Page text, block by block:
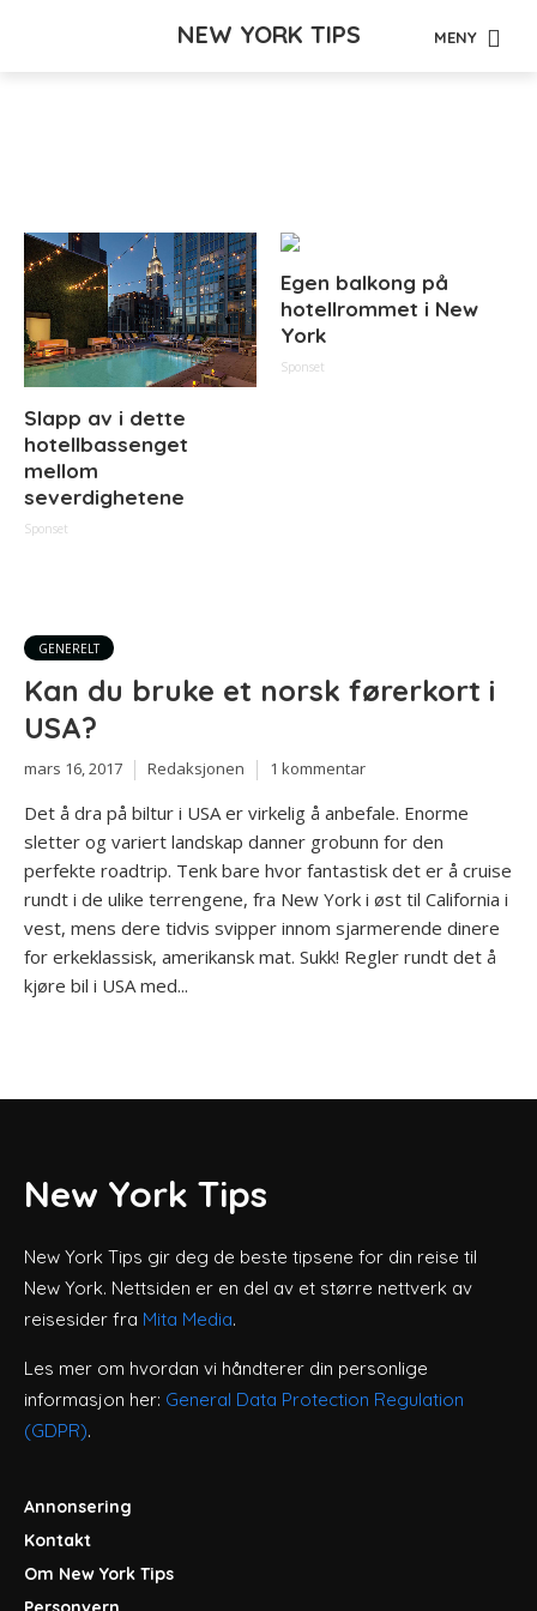
NEW YORK TIPS MENY
Slapp av i dette
hotellbassenget
mellom
severdighetene
Sponset
Egen balkong på
hotellrommet i New
York
Sponset
GENERELT
Kan du bruke et norsk førerkort i
USA?
mars 16, 2017 Redaksjonen 1 kommentar
Det å dra på biltur i USA er virkelig å anbefale. Enorme
sletter og variert landskap danner grobunn for den
perfekte roadtrip. Tenk bare hvor fantastisk det er å cruise
rundt i de ulike terrengene, fra New York i øst til California i
vest, mens dere tidvis svipper innom sjarmerende dinere
for erkeklassisk, amerikansk mat. Sukk! Regler rundt det å
kjøre bil i USA med...
New York Tips
New York Tips gir deg de beste tipsene for din reise til
New York. Nettsiden er en del av et større nettverk av
reisesider fra Mita Media.
Les mer om hvordan vi håndterer din personlige
informasjon her: General Data Protection Regulation
(GDPR).
Annonsering
Kontakt
Om New York Tips